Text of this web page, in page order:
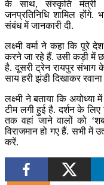
के साथ, संस्कृति मंत्री
जनप्रतिनिधि शामिल होंगे.
संबंध में जानकारी दी.
लक्ष्मी वर्मा ने कहा कि पूरे
करने जा रहे हैं. उसी कड़ी में
है. दूसरी ट्रेन रायपुर संभाग
साय हरी झंडी दिखाकर
लक्ष्मी ने बताया कि अयोध्या
टीम लगी हुई है. दर्शन के
तक वहां जाने वालों को
विराजमान हो गए हैं. सभी में
करें.